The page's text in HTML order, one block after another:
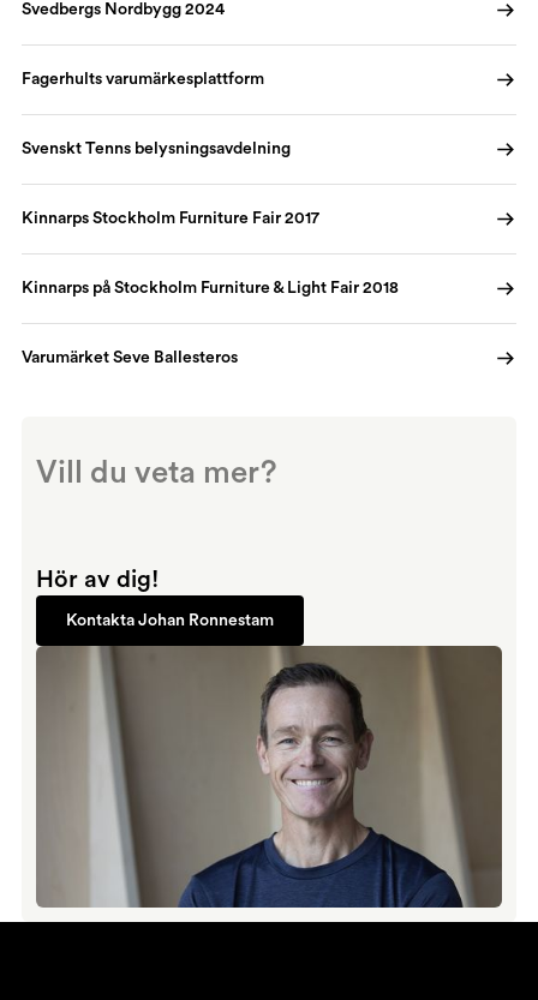
Svedbergs Nordbygg 2024
Fagerhults varumärkesplattform
Svenskt Tenns belysningsavdelning
Kinnarps Stockholm Furniture Fair 2017
Kinnarps på Stockholm Furniture & Light Fair 2018
Varumärket Seve Ballesteros
Vill du veta mer?
Hör av dig!
Kontakta Johan Ronnestam
Kontakta Johan Ronnestam